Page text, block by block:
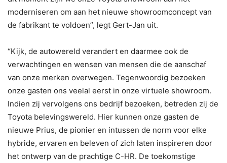
moderniseren om aan het nieuwe showroomconcept van
de fabrikant te voldoen”, legt Gert-Jan uit.
“Kijk, de autowereld verandert en daarmee ook de
verwachtingen en wensen van mensen die de aanschaf
van onze merken overwegen. Tegenwoordig bezoeken
onze gasten ons veelal eerst in onze virtuele showroom.
Indien zij vervolgens ons bedrijf bezoeken, betreden zij de
Toyota belevingswereld. Hier kunnen onze gasten de
nieuwe Prius, de pionier en intussen de norm voor elke
hybride, ervaren en beleven of zich laten inspireren door
het ontwerp van de prachtige C-HR. De toekomstige